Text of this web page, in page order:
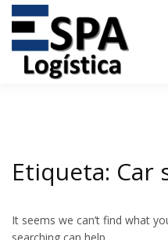
Tu
Etiqueta: Car
It seems we can’t find what